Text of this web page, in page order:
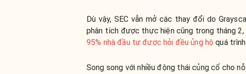
Dù vậy, SEC vẫn mở các thay đổi do
phân tích được thực hiện cũng trong tháng 2,
95% nhà đầu tư được hỏi đều ủng hộ quá
Song song với nhiều động thái củng cố cho